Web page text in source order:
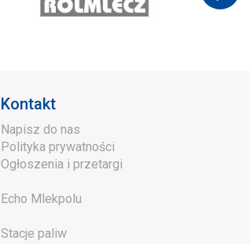
Kontakt
Napisz do nas
Polityka prywatności
Ogłoszenia i przetargi
Echo Mlekpolu
Stacje paliw